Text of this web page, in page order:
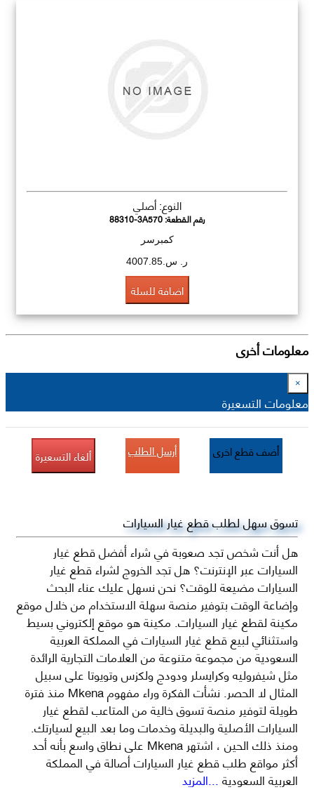
النوع: أصلي
رقم القطعة:88310-3A570
كمبرسر
ر. س.4007.85
اضافة للسلة
معلومات أخرى
×
معلومات التسعيرة
أضف قطع اخرى أرسل الطلب ألغاء التسعيرة
تسوق سهل لطلب قطع غيار السيارات
هل أنت شخص تجد صعوبة في شراء أفضل قطع غيار
السيارات عبر الإنترنت؟ هل تجد الخروج لشراء قطع غيار
السيارات مضيعة للوقت؟ نحن نسهل عليك عناء البحث
وإضاعة الوقت بتوفير منصة سهلة الاستخدام من خلال موقع
مكينة لقطع غيار السيارات. مكينة هو موقع إلكتروني بسيط
واستثنائي لبيع قطع غيار السيارات في المملكة العربية
السعودية من مجموعة متنوعة من العلامات التجارية الرائدة
مثل شيفروليه وكرايسلر ودودج ولكزس وتويوتا على سبيل
المثال لا الحصر. نشأت الفكرة وراء مفهوم Mkena منذ فترة
طويلة لتوفير منصة تسوق خالية من المتاعب لقطع غيار
السيارات الأصلية والبديلة وخدمات وما بعد البيع لسيارتك.
ومنذ ذلك الحين ، اشتهر Mkena على نطاق واسع بأنه أحد
أكثر مواقع طلب قطع غيار السيارات أصالة في المملكة
العربية السعودية...المزيد